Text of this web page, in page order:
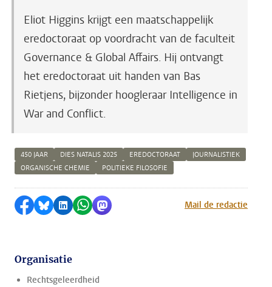
Eliot Higgins krijgt een maatschappelijk
eredoctoraat op voordracht van de faculteit
Governance & Global Affairs. Hij ontvangt
het eredoctoraat uit handen van Bas
Rietjens, bijzonder hoogleraar Intelligence in
War and Conflict.
450 JAAR DIES NATALIS 2025 EREDOCTORAAT
JOURNALISTIEK
ORGANISCHE CHEMIE
POLITIEKE FILOSOFIE
Delen op Facebook
Delen via Bluesky
Delen op LinkedIn
Delen via WhatsApp
Delen via MastodonMail de redactie
Organisatie
Rechtsgeleerdheid